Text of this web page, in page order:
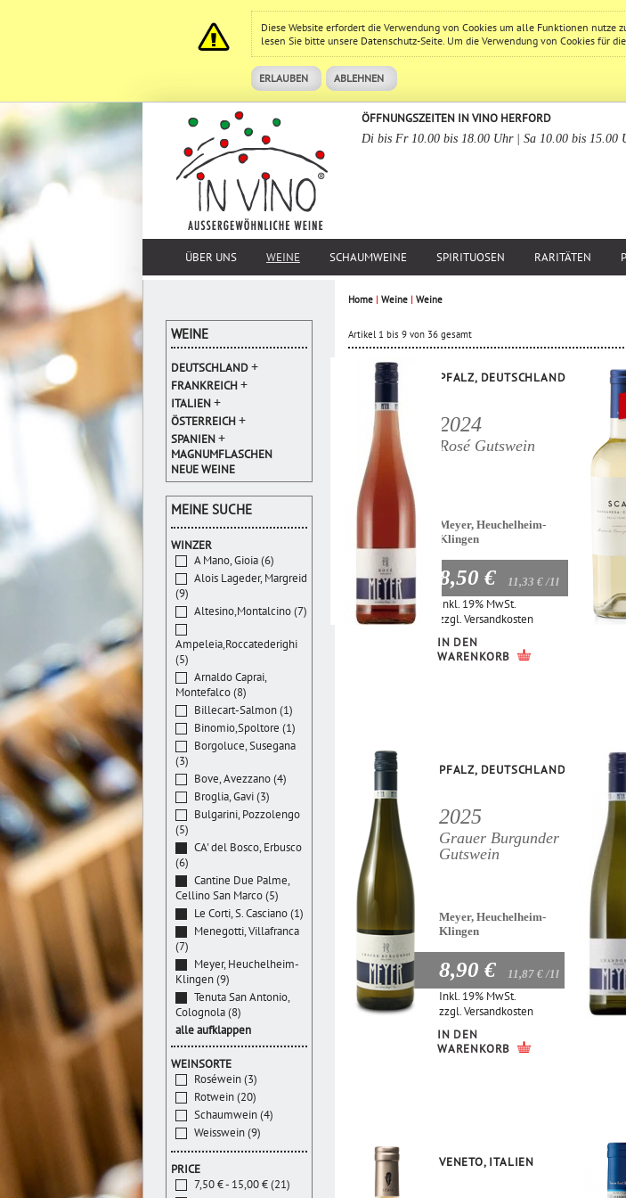
Diese Website erfordert die Verwendung von Cookies um alle Funktionen
lesen Sie bitte unsere Datenschutz-Seite. Um die Verwendung von Cookies für
ERLAUBEN ABLEHNEN
ÖFFNUNGSZEITEN IN VINO HERFORD
Di bis Fr 10.00 bis 18.00 Uhr | Sa 10.00 bis 15.00
ÜBER UNS WEINE SCHAUMWEINE SPIRITUOSEN RARITÄTEN
Home | Weine | Weine
Artikel 1 bis 9 von 36 gesamt
PFALZ, DEUTSCHLAND
2024
Rosé Gutswein
Meyer, Heuchelheim-
Klingen
8,50 € 11,33 € /1l
Inkl. 19% MwSt.
zzgl.Versandkosten
IN DEN
WARENKORB
PFALZ, DEUTSCHLAND
2025
Grauer Burgunder
Gutswein
Meyer, Heuchelheim-
Klingen
8,90 € 11,87 € /1l
Inkl. 19% MwSt.
zzgl.Versandkosten
IN DEN
WARENKORB
VENETO, ITALIEN
WEINE
DEUTSCHLAND+
FRANKREICH+
ITALIEN+
ÖSTERREICH+
SPANIEN+
MAGNUMFLASCHEN
NEUE WEINE
MEINE SUCHE
WINZER
A Mano, Gioia (6)
Alois Lageder, Margreid
(9)
Altesino,Montalcino (7)
Ampeleia,Roccatederighi
(5)
Arnaldo Caprai,
Montefalco (8)
Billecart-Salmon (1)
Binomio,Spoltore (1)
Borgoluce, Susegana
(3)
Bove, Avezzano (4)
Broglia, Gavi (3)
Bulgarini, Pozzolengo
(5)
CA' del Bosco, Erbusco
(6)
Cantine Due Palme,
Cellino San Marco (5)
Le Corti, S. Casciano (1)
Menegotti, Villafranca
(7)
Meyer, Heuchelheim-
Klingen (9)
Tenuta San Antonio,
Colognola (8)
alle aufklappen
WEINSORTE
Roséwein (3)
Rotwein (20)
Schaumwein (4)
Weisswein (9)
PRICE
7,50 € - 15,00 € (21)